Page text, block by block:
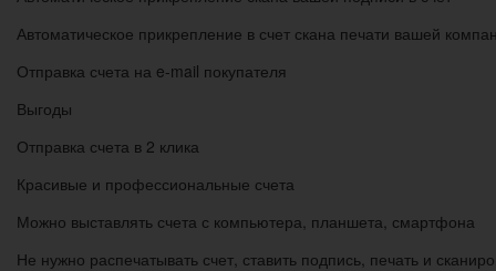
Автоматическое прикрепление в счет скана печати вашей
Отправка счета на e-mail покупателя
Выгоды
Отправка счета в 2 клика
Красивые и профессиональные счета
Можно выставлять счета с компьютера, планшета, смартфона
Не нужно распечатывать счет, ставить подпись, печать и